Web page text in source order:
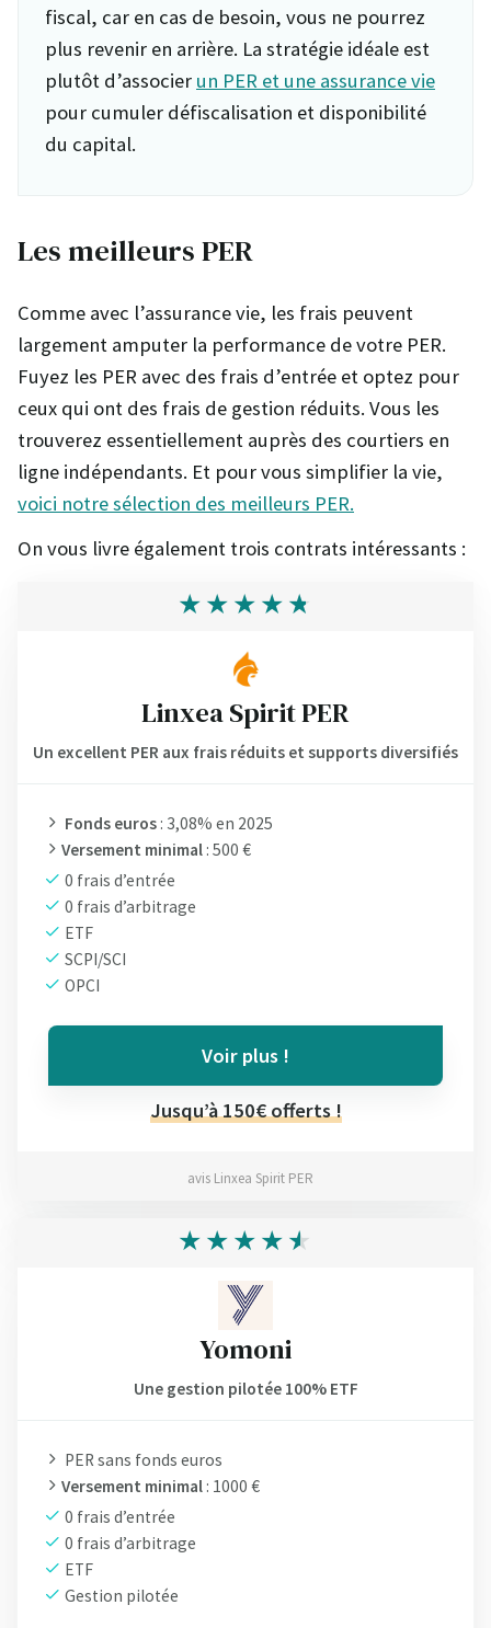
fiscal, car en cas de besoin, vous ne pourrez
plus revenir en arrière. La stratégie idéale est
plutôt d’associer un PER et une assurance vie
pour cumuler défiscalisation et disponibilité
du capital.
Les meilleurs PER
Comme avec l’assurance vie, les frais peuvent
largement amputer la performance de votre PER.
Fuyez les PER avec des frais d’entrée et optez pour
ceux qui ont des frais de gestion réduits. Vous les
trouverez essentiellement auprès des courtiers en
ligne indépendants. Et pour vous simplifier la vie,
voici notre sélection des meilleurs PER.
On vous livre également trois contrats intéressants :
Linxea Spirit PER
Un excellent PER aux frais réduits et supports diversifiés
Fonds euros : 3,08% en 2025
Versement minimal : 500 €
0 frais d’entrée
0 frais d’arbitrage
ETF
SCPI/SCI
OPCI
Voir plus !
Jusqu’à 150€ offerts !
avis Linxea Spirit PER
Yomoni
Une gestion pilotée 100% ETF
PER sans fonds euros
Versement minimal : 1000 €
0 frais d’entrée
0 frais d’arbitrage
ETF
Gestion pilotée